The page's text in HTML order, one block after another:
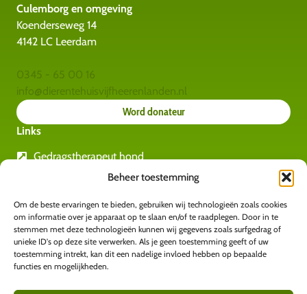
Beheer toestemming
Om de beste ervaringen te bieden, gebruiken wij technologieën zoals cookies
om informatie over je apparaat op te slaan en/of te raadplegen. Door in te
stemmen met deze technologieën kunnen wij gegevens zoals surfgedrag of
unieke ID's op deze site verwerken. Als je geen toestemming geeft of uw
toestemming intrekt, kan dit een nadelige invloed hebben op bepaalde
functies en mogelijkheden.
Culemborg en omgeving
Koenderseweg 14
4142 LC Leerdam
0345 - 65 00 16
info@dierentehuisvijfheerenlanden.nl
Word donateur
Links
Gedragstherapeut hond
Amvedi
Kids for animals